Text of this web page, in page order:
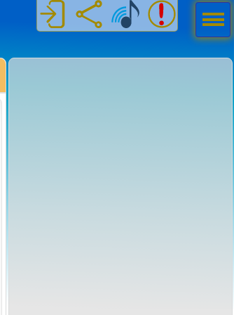
Men
ú